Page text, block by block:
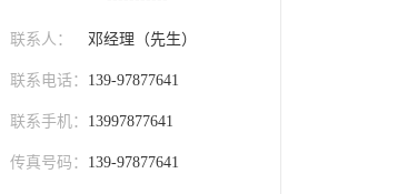
联系人： 邓经理（先生）
联系电话： 139-97877641
联系手机： 13997877641
传真号码： 139-97877641